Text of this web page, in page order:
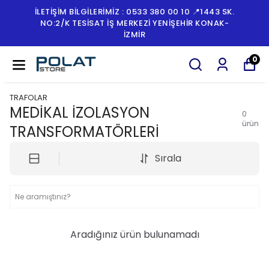
İLETİŞİM BİLGİLERİMİZ : 0533 380 00 10 📍1443 SK.
NO:2/K TESISAT İŞ MERKEZI YENIŞEHIR KONAK-
İZMİR
0
TRAFOLAR
MEDİKAL İZOLASYON
TRANSFORMATÖRLERİ
0
ürün
Sırala
Aradığınız ürün bulunamadı